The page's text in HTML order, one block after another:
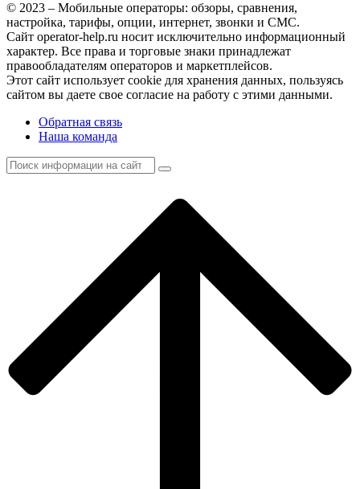
© 2023 – Мобильные операторы: обзоры, сравнения,
настройка, тарифы, опции, интернет, звонки и СМС.
Сайт operator-help.ru носит исключительно информационный
характер. Все права и торговые знаки принадлежат
правообладателям операторов и маркетплейсов.
Этот сайт использует cookie для хранения данных, пользуясь
сайтом вы даете свое согласие на работу с этими данными.
Обратная связь
Наша команда